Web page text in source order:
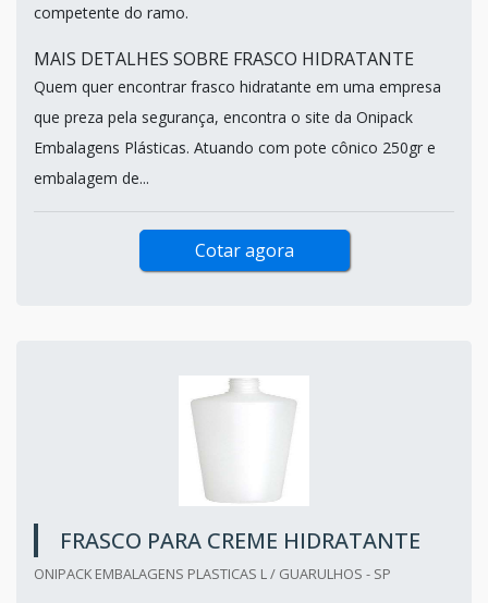
competente do ramo.
MAIS DETALHES SOBRE FRASCO HIDRATANTE
Quem quer encontrar frasco hidratante em uma empresa
que preza pela segurança, encontra o site da Onipack
Embalagens Plásticas. Atuando com pote cônico 250gr e
embalagem de...
Cotar agora
FRASCO PARA CREME HIDRATANTE
ONIPACK EMBALAGENS PLASTICAS L / GUARULHOS - SP